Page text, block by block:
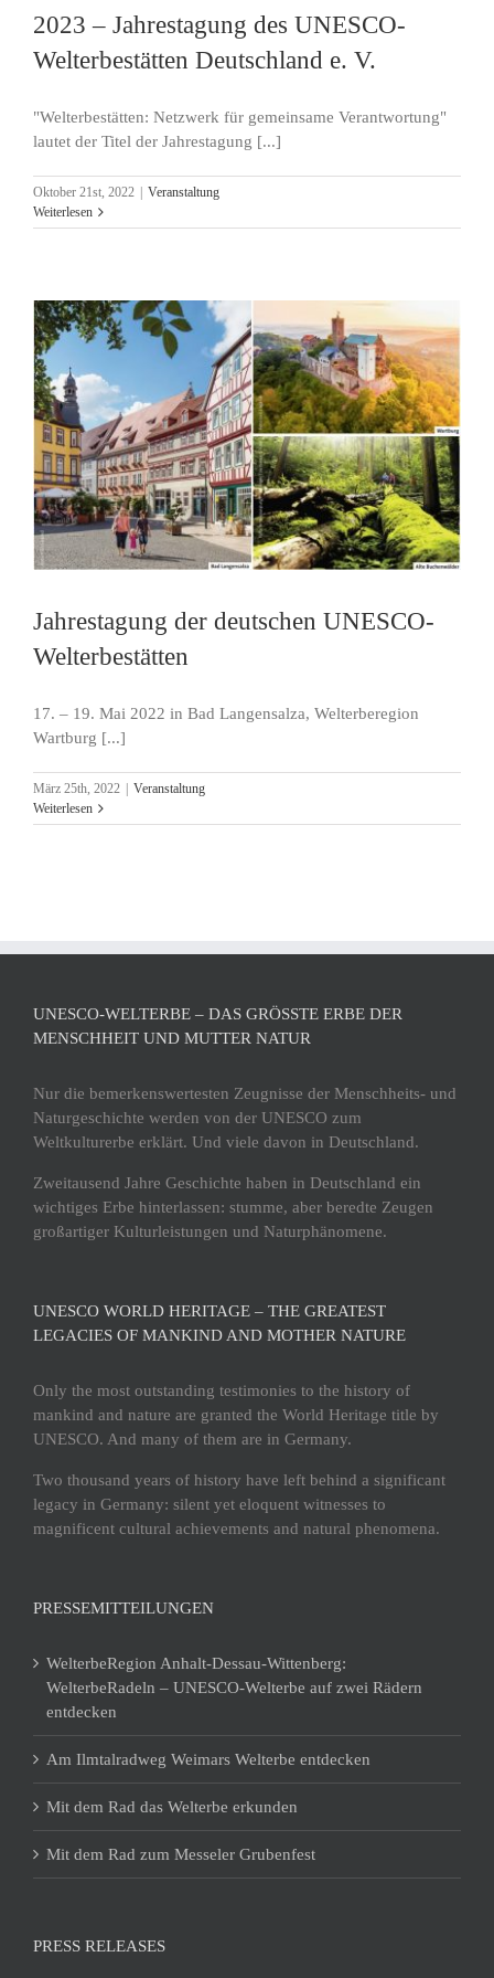
2023 – Jahrestagung des UNESCO-
Welterbestätten Deutschland e. V.
"Welterbestätten: Netzwerk für gemeinsame Verantwortung"
lautet der Titel der Jahrestagung [...]
Oktober 21st, 2022
Veranstaltung
Weiterlesen
Jahrestagung der deutschen UNESCO-
Welterbestätten
17. – 19. Mai 2022 in Bad Langensalza, Welterberegion
Wartburg [...]
März 25th, 2022
Veranstaltung
Weiterlesen
UNESCO-WELTERBE – DAS GRÖSSTE ERBE DER M
ENSCHHEIT UND MUTTER NATUR
Nur die bemerkenswertesten Zeugnisse der Menschheits- und
Naturgeschichte werden von der UNESCO zum
Weltkulturerbe erklärt. Und viele davon in Deutschland.
Zweitausend Jahre Geschichte haben in Deutschland ein
wichtiges Erbe hinterlassen: stumme, aber beredte Zeugen
großartiger Kulturleistungen und Naturphänomene.
UNESCO WORLD HERITAGE – THE GREATEST
LEGACIES OF MANKIND AND MOTHER NATURE
Only the most outstanding testimonies to the history of
mankind and nature are granted the World Heritage title by
UNESCO. And many of them are in Germany.
Two thousand years of history have left behind a significant
legacy in Germany: silent yet eloquent witnesses to
magnificent cultural achievements and natural phenomena.
PRESSEMITTEILUNGEN
WelterbeRegion Anhalt-Dessau-Wittenberg:
WelterbeRadeln – UNESCO-Welterbe auf zwei Rädern
entdecken
Am Ilmtalradweg Weimars Welterbe entdecken
Mit dem Rad das Welterbe erkunden
Mit dem Rad zum Messeler Grubenfest
PRESS RELEASES